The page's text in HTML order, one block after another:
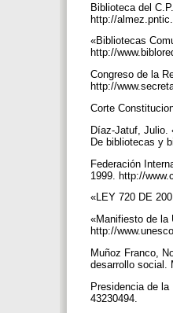
Biblioteca del
http://
«Bibliotecas
http://
Congreso de la
http://
Corte
Díaz-Jatuf, Julio.
De bibliotecas y
Federación
1999. http://
«LEY 720 DE
«Manifiesto de la
http://
Muñoz Franco,
desarrollo social.
Presidencia de
43230494.